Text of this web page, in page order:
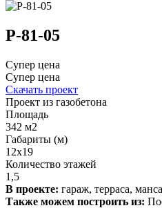
Р-81-05
Супер цена
Супер цена
Скачать проект
Проект из газобетона
Площадь
342 м2
Габариты (м)
12x19
Количество этажей
1,5
В проекте: гараж, терраса,
Также можем построить из: